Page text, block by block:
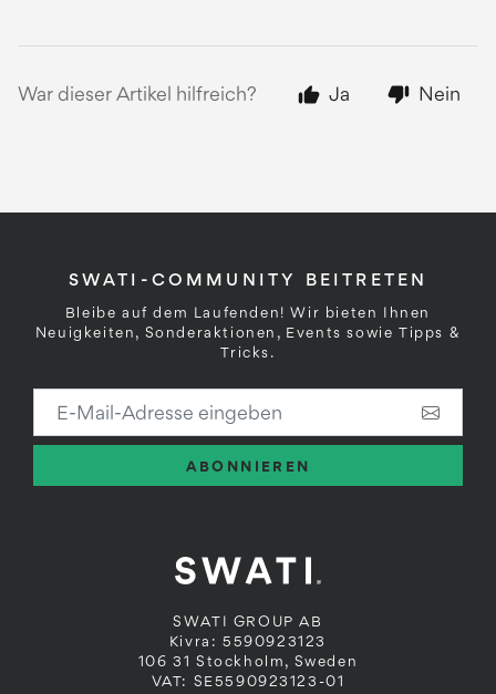
War dieser Artikel hilfreich? Ja Nein
SWATI GROUP AB
Kivra: 5590923123
106 31 Stockholm, Sweden
VAT: SE5590923123-01
SWATI-COMMUNITY BEITRETEN
Bleibe auf dem Laufenden! Wir bieten Ihnen
Neuigkeiten, Sonderaktionen, Events sowie Tipps &
Tricks.
ABONNIEREN